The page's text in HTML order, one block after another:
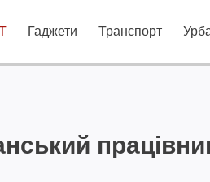
Гаджети Транспорт